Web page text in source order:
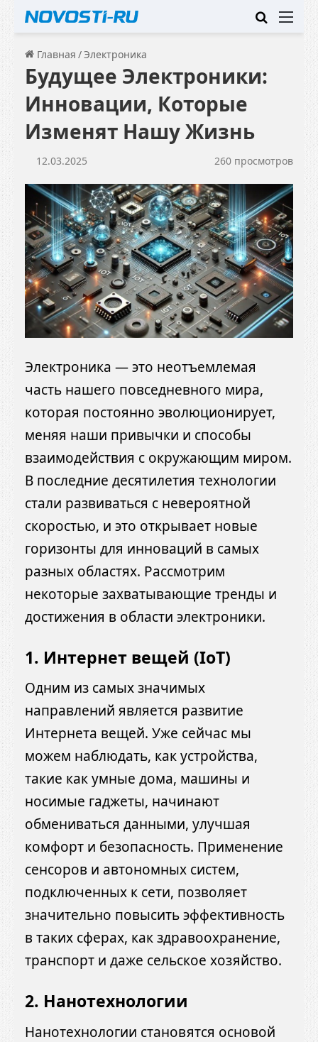
Искать
Главная /Электроника
Будущее Электроники:
Инновации, Которые
Изменят Нашу Жизнь
12.03.2025 260 просмотров
Электроника — это неотъемлемая
часть нашего повседневного мира,
которая постоянно эволюционирует,
меняя наши привычки и способы
взаимодействия с окружающим миром.
В последние десятилетия технологии
стали развиваться с невероятной
скоростью, и это открывает новые
горизонты для инноваций в самых
разных областях. Рассмотрим
некоторые захватывающие тренды и
достижения в области электроники.
1. Интернет вещей (IoT)
Одним из самых значимых
направлений является развитие
Интернета вещей. Уже сейчас мы
можем наблюдать, как устройства,
такие как умные дома, машины и
носимые гаджеты, начинают
обмениваться данными, улучшая
комфорт и безопасность. Применение
сенсоров и автономных систем,
подключенных к сети, позволяет
значительно повысить эффективность
в таких сферах, как здравоохранение,
транспорт и даже сельское хозяйство.
2. Нанотехнологии
Нанотехнологии становятся основой